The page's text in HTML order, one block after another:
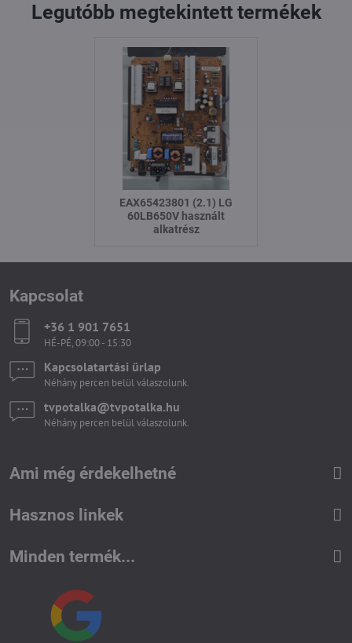
Legutóbb megtekintett termékek
EAX65423801 (2.1) LG
60LB650V használt
alkatrész
Kapcsolat
+36 1 901 7651
HÉ-PÉ, 09:00 - 15:30
Kapcsolatartási űrlap
Néhány percen belül válaszolunk.
tvpotalka​@tvpotalka​.hu
Néhány percen belül válaszolunk.
Ami még érdekelhetné
Hasznos linkek
Minden termék...